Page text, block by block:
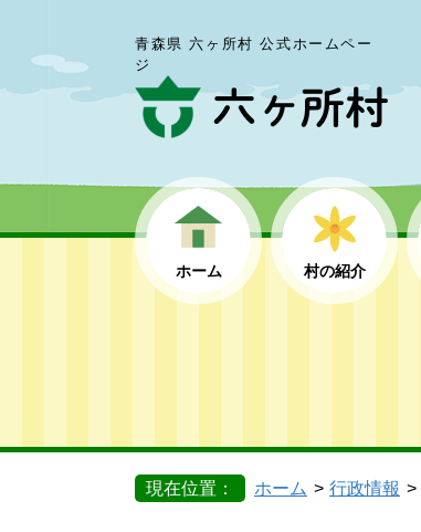
青森県 六ヶ所村 公式ホームペー
ジ
ホーム 村の紹介
現在位置： ホーム 行政情報